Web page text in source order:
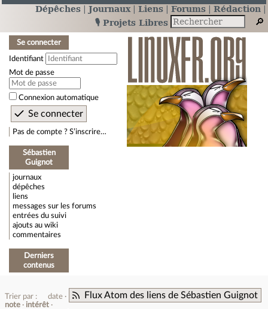
Dépêches Journaux Liens Forums
Rédaction
🎙️ Projets Libres
Se connecter
Identifiant
Mot de passe
Connexion automatique
Pas de compte ? S’inscrire…
Sébastien
Guignot
journaux
dépêches
liens
messages sur les forums
entrées du suivi
ajouts au wiki
commentaires
Derniers
contenus
Flux Atom des liens de Sébastien Guignot
Trier par :
date
note
intérêt